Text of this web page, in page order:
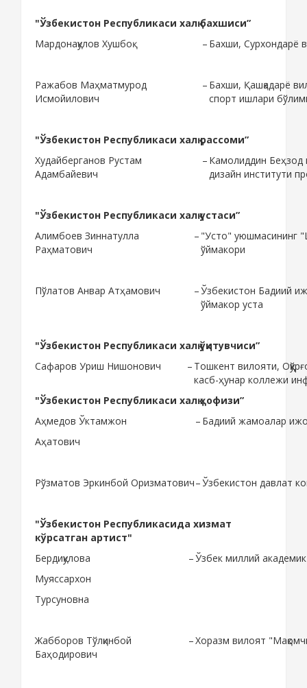
"Ўзбекистон Республикаси халқ бахшиси”
Мардонақулов Хушбоқ
– Бахши, Сурхондарё
Ражабов Маҳматмурод
Исмойилович
– Бахши, Қашқадарё
спорт ишлари
"Ўзбекистон Республикаси халқ рассоми”
Худайберганов Рустам
Адамбайевич
– Камолиддин Беҳзод
дизайн институти
"Ўзбекистон Республикаси халқ устаси”
Алимбоев Зиннатулла
Раҳматович
– "Усто" уюшмасининг
ўймакори
Пўлатов Анвар Атҳамович –Ўзбекистон Бадиий
ўймакор уста
"Ўзбекистон Республикаси халқ ўқитувчиси”
Сафаров Уриш Нишонович
– Тошкент вилояти,
касб-ҳунар коллежи
"Ўзбекистон Республикаси халқ ҳофизи”
Аҳмедов Ўктамжон
Аҳатович
– Бадиий жамоалар
Рўзматов Эркинбой Оризматович–Ўзбекистон давлат
"Ўзбекистон Республикасида хизмат
кўрсатган артист"
Бердиқулова
Муяссархон
Турсуновна
–Ўзбек миллий
Жабборов Тўлқинбой
Баҳодирович
–Хоразм вилоят